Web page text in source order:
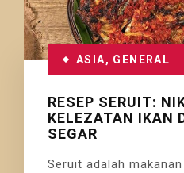
ASIA, GENERAL
RESEP SERUIT:
KELEZATAN IKAN
SEGAR
Seruit adalah